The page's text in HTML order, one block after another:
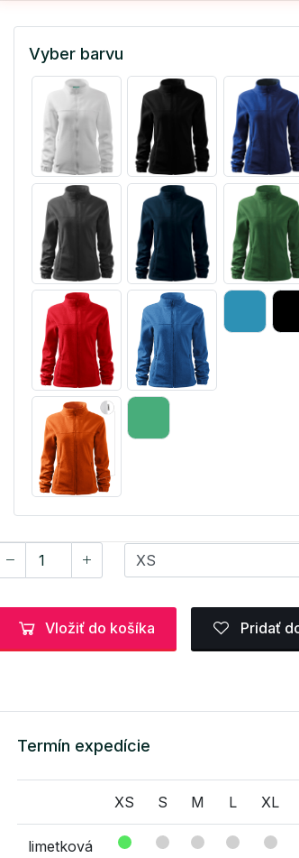
Vyber barvu
Vložiť do košíka Pridať
Termín expedície
XS S M L XL
limetková